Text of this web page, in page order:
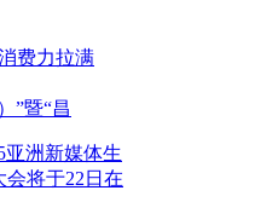
费力拉满
”暨“昌
亚洲新媒体生
会将于22日在